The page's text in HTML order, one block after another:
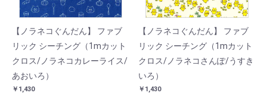
【ノラネコぐんだん】 ファブ
リック シーチング（1mカット
クロス/ノラネコカレーライス/
あおいろ）
￥1,430
【ノラネコぐんだん】 ファブ
リック シーチング（1mカット
クロス/ノラネコさんぽ/うすき
いろ）
￥1,430